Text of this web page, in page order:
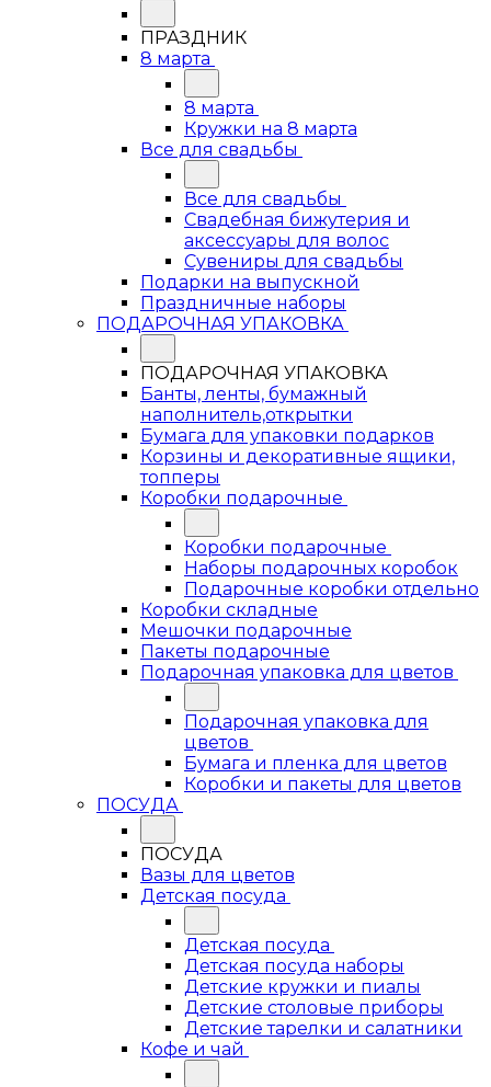
ПРАЗДНИК
8 марта
8 марта
Кружки на 8 марта
Все для свадьбы
Все для свадьбы
Свадебная бижутерия и
аксессуары для волос
Сувениры для свадьбы
Подарки на выпускной
Праздничные наборы
ПОДАРОЧНАЯ УПАКОВКА
ПОДАРОЧНАЯ УПАКОВКА
Банты, ленты, бумажный
наполнитель,открытки
Бумага для упаковки подарков
Корзины и декоративные ящики,
топперы
Коробки подарочные
Коробки подарочные
Наборы подарочных коробок
Подарочные коробки отдельно
Коробки складные
Мешочки подарочные
Пакеты подарочные
Подарочная упаковка для цветов
Подарочная упаковка для
цветов
Бумага и пленка для цветов
Коробки и пакеты для цветов
ПОСУДА
ПОСУДА
Вазы для цветов
Детская посуда
Детская посуда
Детская посуда наборы
Детские кружки и пиалы
Детские столовые приборы
Детские тарелки и салатники
Кофе и чай